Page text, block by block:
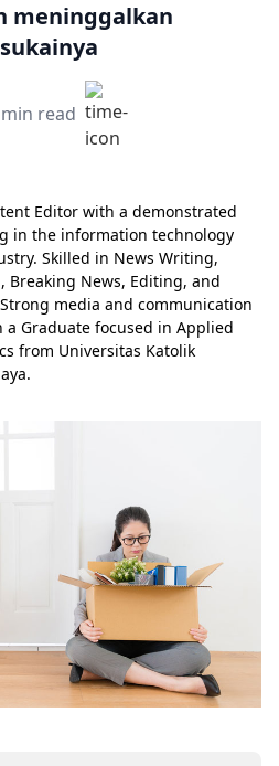
meninggalkan
read
min read
Editor with a demonstrated
in the information technology
Skilled in News Writing,
Breaking News, Editing, and
media and communication
a Graduate focused in Applied
from Universitas Katolik